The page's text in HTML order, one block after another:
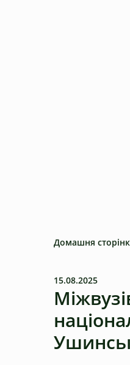
Домашня
15.08.2025